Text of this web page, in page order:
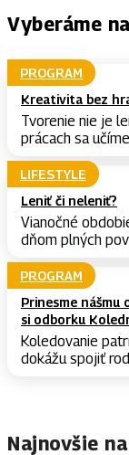
Vyberáme
PROGRAM
Kreativita bez
Tvorenie nie je
prácach sa
LIFESTYLE
Leniť či neleniť?
Vianočné
dňom plných
PROGRAM
Prinesme
si odborku
Koledovanie
dokážu spojiť
Najnovšie